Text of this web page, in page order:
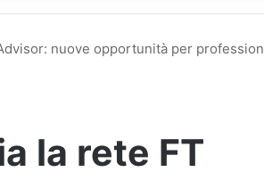
nuove opportunità per
la rete FT